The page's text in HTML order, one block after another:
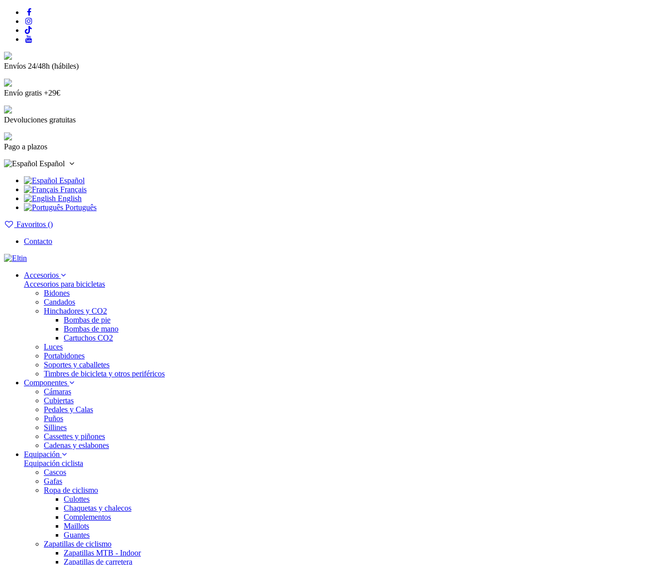
Envíos 24/48h (hábiles)
Envío gratis +29€
Devoluciones gratuitas
Pago a plazos
Español
Español
Français
English
Português
Favoritos ()
Contacto
Accesorios
Accesorios para bicicletas
Bidones
Candados
Hinchadores y CO2
Bombas de pie
Bombas de mano
Cartuchos CO2
Luces
Portabidones
Soportes y caballetes
Timbres de bicicleta y otros periféricos
Componentes
Cámaras
Cubiertas
Pedales y Calas
Puños
Sillines
Cassettes y piñones
Cadenas y eslabones
Equipación
Equipación ciclista
Cascos
Gafas
Ropa de ciclismo
Culottes
Chaquetas y chalecos
Complementos
Maillots
Guantes
Zapatillas de ciclismo
Zapatillas MTB - Indoor
Zapatillas de carretera